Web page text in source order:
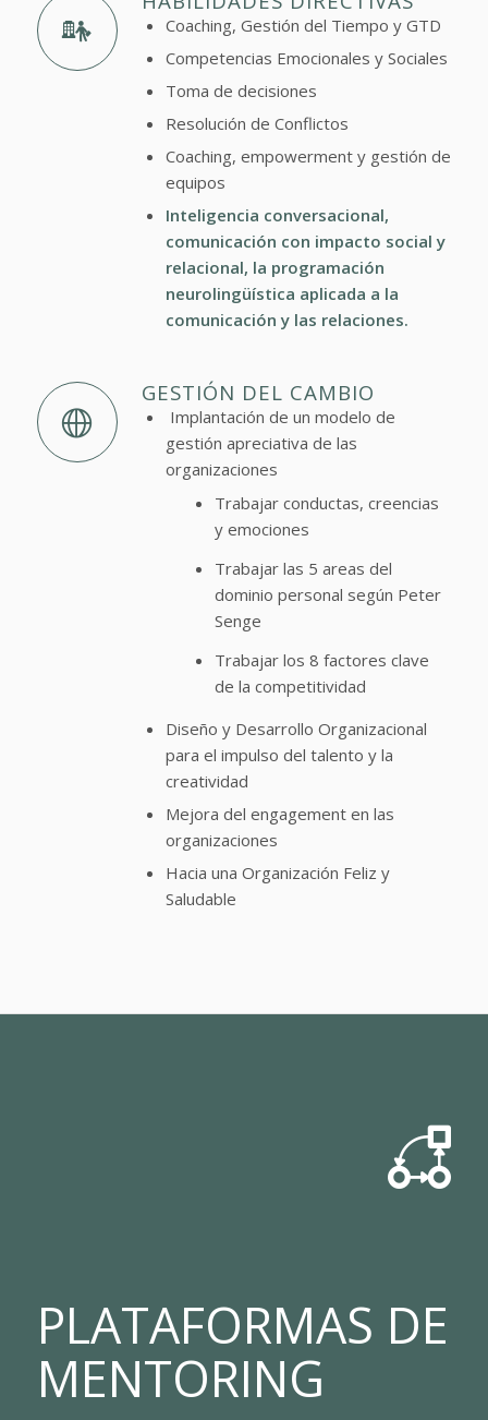
Coaching, Gestión del Tiempo y GTD
Competencias Emocionales y Sociales
Toma de decisiones
Resolución de Conflictos
Coaching, empowerment y gestión de
equipos
Inteligencia conversacional,
comunicación con impacto social y
relacional, la programación
neurolingüística aplicada a la
comunicación y las relaciones.
GESTIÓN DEL CAMBIO
Implantación de un modelo de
gestión apreciativa de las
organizaciones
Trabajar conductas, creencias
y emociones
Trabajar las 5 areas del
dominio personal según Peter
Senge
Trabajar los 8 factores clave
de la competitividad
Diseño y Desarrollo Organizacional
para el impulso del talento y la
creatividad
Mejora del engagement en las
organizaciones
Hacia una Organización Feliz y
Saludable
PLATAFORMAS DE
MENTORING